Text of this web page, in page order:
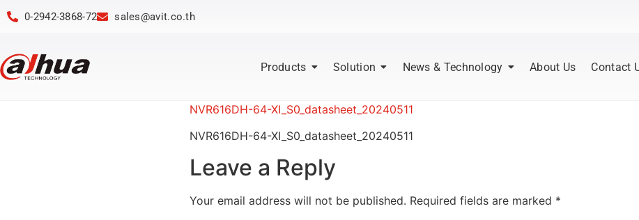
0-2942-3868-72 sales@avit.co.th
Products Solution News & Technology About Us Contact
NVR616DH-64-XI_S0_datasheet_20240511
NVR616DH-64-XI_S0_datasheet_20240511
Leave a Reply
Your email address will not be published. Required fields are marked *